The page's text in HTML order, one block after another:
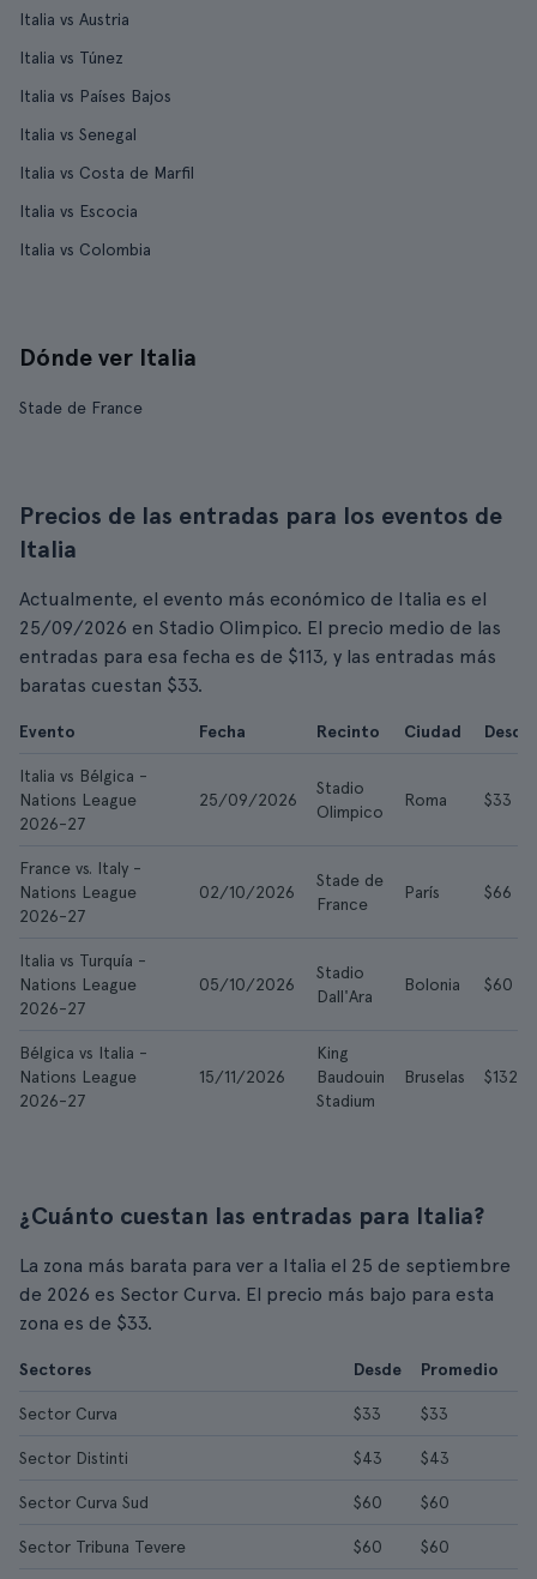
Italia vs Austria
Italia vs Túnez
Italia vs Países Bajos
Italia vs Senegal
Italia vs Costa de Marfil
Italia vs Escocia
Italia vs Colombia
Dónde ver Italia
Stade de France
Precios de las entradas para los eventos de
Italia
Actualmente, el evento más económico de Italia es el
25/09/2026 en Stadio Olimpico. El precio medio de las
entradas para esa fecha es de $113, y las entradas más
baratas cuestan $33.
Evento Fecha Recinto Ciudad Desde
Italia vs Bélgica -
Nations League
2026-27
25/09/2026
Stadio
Olimpico
Roma $33
France vs. Italy -
Nations League
2026-27
02/10/2026
Stade de
France
París $66
Italia vs Turquía -
Nations League
2026-27
05/10/2026
Stadio
Dall'Ara
Bolonia $60
Bélgica vs Italia -
Nations League
2026-27
15/11/2026
King
Baudouin
Stadium
Bruselas $132
¿Cuánto cuestan las entradas para Italia?
La zona más barata para ver a Italia el 25 de septiembre
de 2026 es Sector Curva. El precio más bajo para esta
zona es de $33.
Sectores Desde Promedio
Sector Curva $33 $33
Sector Distinti $43 $43
Sector Curva Sud $60 $60
Sector Tribuna Tevere $60 $60